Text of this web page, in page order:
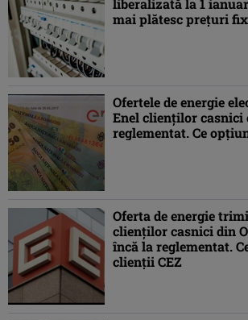
liberalizată la 1
mai plătesc preţuri
Ofertele de energie
Enel clienților casnici
reglementat. Ce
Oferta de energie
clienților casnici din
încă la reglementat.
clienții CEZ